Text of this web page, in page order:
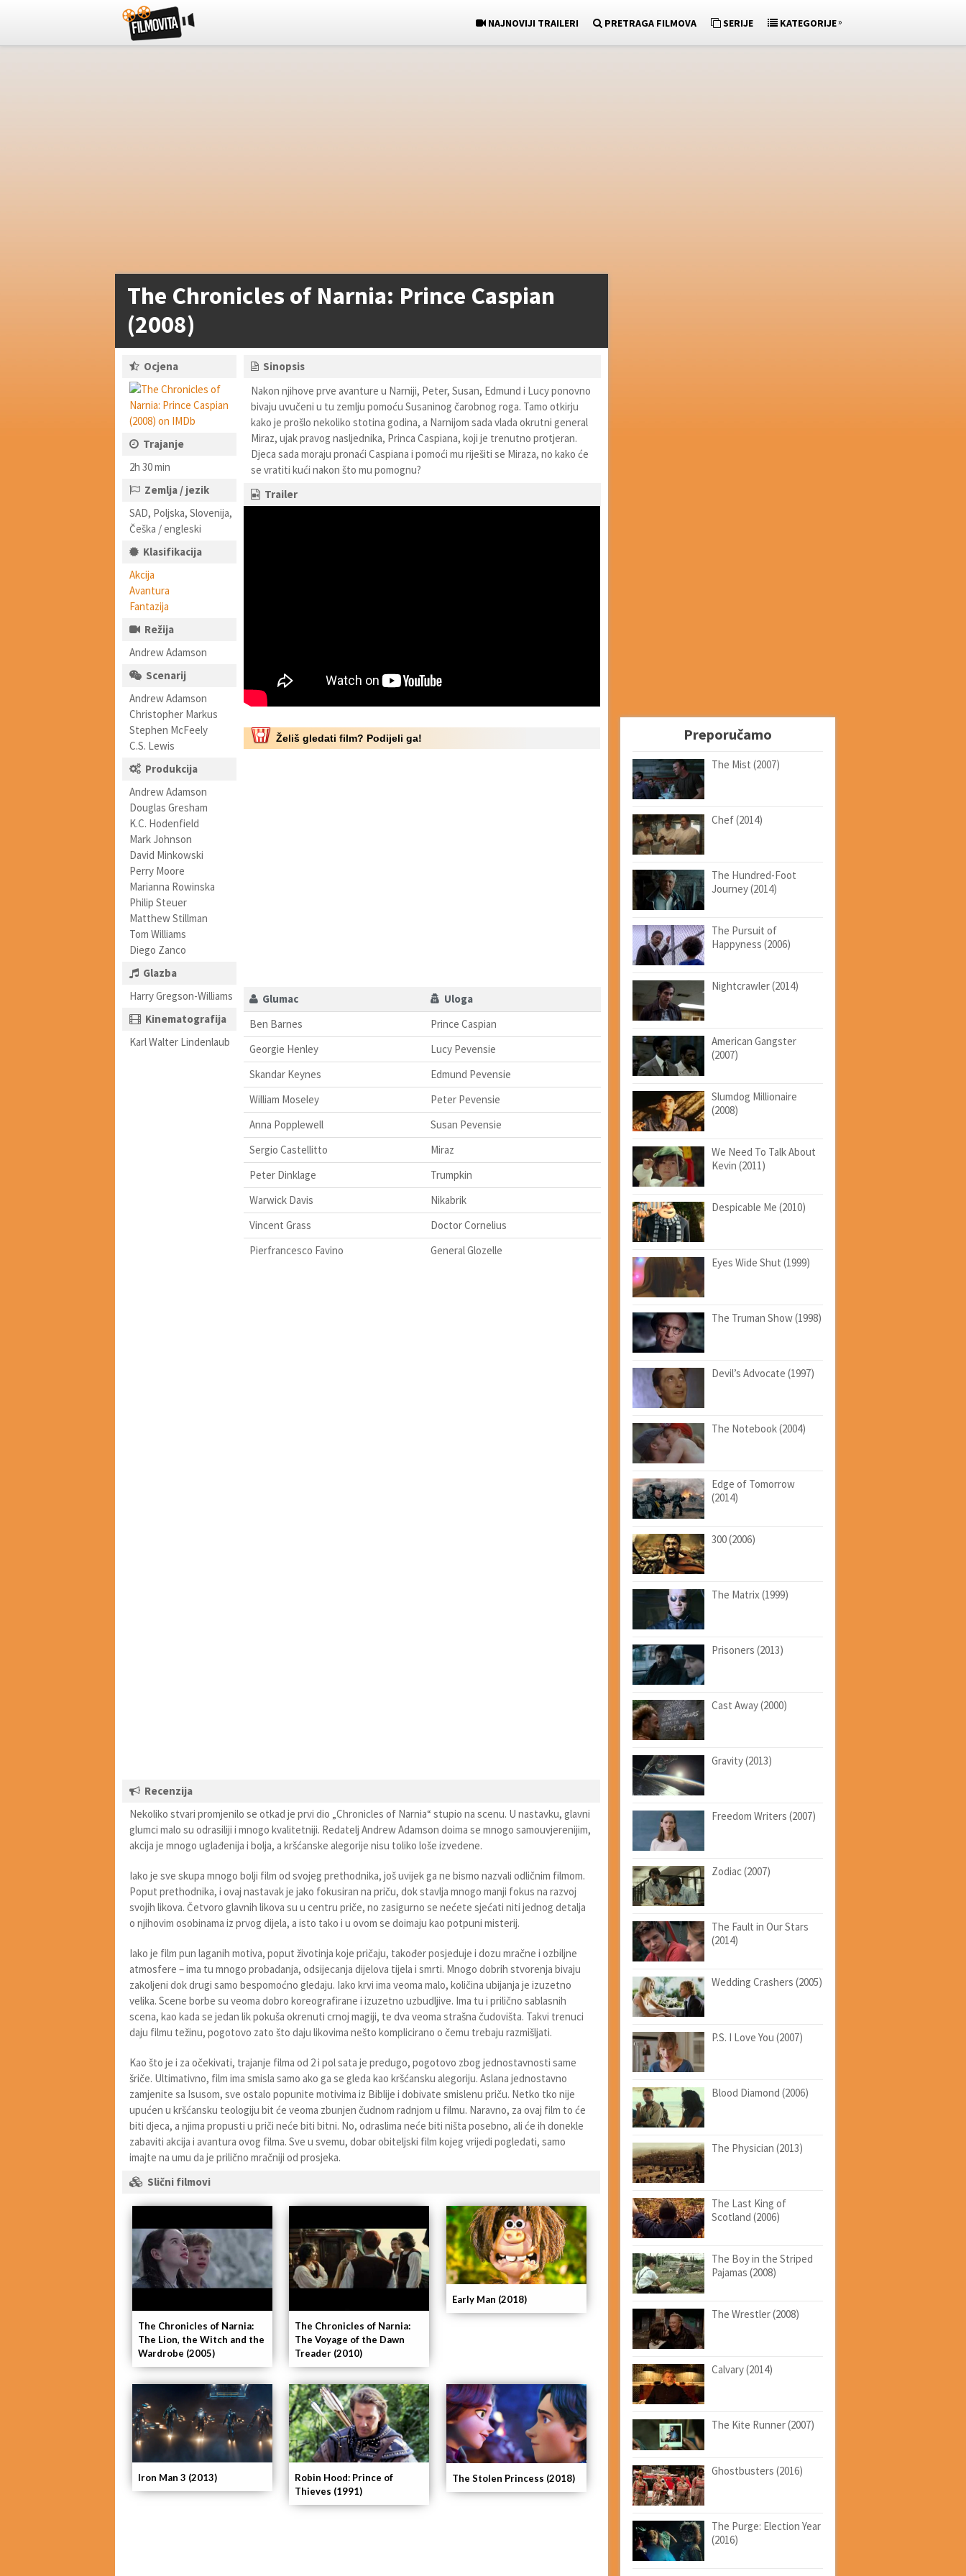
NAJNOVIJI TRAILERI PRETRAGA FILMOVA SERIJE KATEGORIJE»
The Chronicles of Narnia: Prince Caspian
(2008)
Ocjena
Trajanje
2h 30 min
Zemlja / jezik
SAD, Poljska, Slovenija,
Češka / engleski
Klasifikacija
Akcija
Avantura
Fantazija
Režija
Andrew Adamson
Scenarij
Andrew Adamson
Christopher Markus
Stephen McFeely
C.S. Lewis
Produkcija
Andrew Adamson
Douglas Gresham
K.C. Hodenfield
Mark Johnson
David Minkowski
Perry Moore
Marianna Rowinska
Philip Steuer
Matthew Stillman
Tom Williams
Diego Zanco
Glazba
Harry Gregson-Williams
Kinematografija
Karl Walter Lindenlaub
Sinopsis
Nakon njihove prve avanture u Narniji, Peter, Susan, Edmund i Lucy ponovno
bivaju uvučeni u tu zemlju pomoću Susaninog čarobnog roga. Tamo otkirju
kako je prošlo nekoliko stotina godina, a Narnijom sada vlada okrutni general
Miraz, ujak pravog nasljednika, Princa Caspiana, koji je trenutno protjeran.
Djeca sada moraju pronaći Caspiana i pomoći mu riješiti se Miraza, no kako će
se vratiti kući nakon što mu pomognu?
Trailer
Želiš gledati film? Podijeli ga!
Glumac
Uloga
Ben Barnes
Prince Caspian
Georgie Henley
Lucy Pevensie
Skandar Keynes
Edmund Pevensie
William Moseley
Peter Pevensie
Anna Popplewell
Susan Pevensie
Sergio Castellitto
Miraz
Peter Dinklage
Trumpkin
Warwick Davis
Nikabrik
Vincent Grass
Doctor Cornelius
Pierfrancesco Favino
General Glozelle
Recenzija
Nekoliko stvari promjenilo se otkad je prvi dio „Chronicles of Narnia“ stupio na scenu. U nastavku, glavni
glumci malo su odrasiliji i mnogo kvalitetniji. Redatelj Andrew Adamson doima se mnogo samouvjerenijim,
akcija je mnogo uglađenija i bolja, a kršćanske alegorije nisu toliko loše izvedene.
Iako je sve skupa mnogo bolji film od svojeg prethodnika, još uvijek ga ne bismo nazvali odličnim filmom.
Poput prethodnika, i ovaj nastavak je jako fokusiran na priču, dok stavlja mnogo manji fokus na razvoj
svojih likova. Četvoro glavnih likova su u centru priče, no zasigurno se nećete sjećati niti jednog detalja
o njihovim osobinama iz prvog dijela, a isto tako i u ovom se doimaju kao potpuni misterij.
Iako je film pun laganih motiva, poput životinja koje pričaju, također posjeduje i dozu mračne i ozbiljne
atmosfere – ima tu mnogo probadanja, odsijecanja dijelova tijela i smrti. Mnogo dobrih stvorenja bivaju
zakoljeni dok drugi samo bespomoćno gledaju. Iako krvi ima veoma malo, količina ubijanja je izuzetno
velika. Scene borbe su veoma dobro koreografirane i izuzetno uzbudljive. Ima tu i prilično sablasnih
scena, kao kada se jedan lik pokuša okrenuti crnoj magiji, te dva veoma strašna čudovišta. Takvi trenuci
daju filmu težinu, pogotovo zato što daju likovima nešto komplicirano o čemu trebaju razmišljati.
Kao što je i za očekivati, trajanje filma od 2 i pol sata je predugo, pogotovo zbog jednostavnosti same
šriče. Ultimativno, film ima smisla samo ako ga se gleda kao kršćansku alegoriju. Aslana jednostavno
zamjenite sa Isusom, sve ostalo popunite motivima iz Biblije i dobivate smislenu priču. Netko tko nije
upućen u kršćansku teologiju bit će veoma zbunjen čudnom radnjom u filmu. Naravno, za ovaj film to će
biti djeca, a njima propusti u priči neće biti bitni. No, odraslima neće biti ništa posebno, ali će ih donekle
zabaviti akcija i avantura ovog filma. Sve u svemu, dobar obiteljski film kojeg vrijedi pogledati, samo
imajte na umu da je prilično mračniji od prosjeka.
Slični filmovi
The Chronicles of Narnia:
The Voyage of the Dawn
Treader (2010)
The Chronicles of Narnia:
The Lion, the Witch and the
Wardrobe (2005)
The Stolen Princess (2018)
Robin Hood: Prince of
Thieves (1991)
Iron Man 3 (2013)
Early Man (2018)
Preporučamo
The Mist (2007)
Chef (2014)
The Hundred-Foot
Journey (2014)
The Pursuit of
Happyness (2006)
Nightcrawler (2014)
American Gangster
(2007)
Slumdog Millionaire
(2008)
We Need To Talk About
Kevin (2011)
Despicable Me (2010)
Eyes Wide Shut (1999)
The Truman Show (1998)
Devil’s Advocate (1997)
The Notebook (2004)
Edge of Tomorrow
(2014)
300 (2006)
The Matrix (1999)
Prisoners (2013)
Cast Away (2000)
Gravity (2013)
Freedom Writers (2007)
Zodiac (2007)
The Fault in Our Stars
(2014)
Wedding Crashers (2005)
P.S. I Love You (2007)
Blood Diamond (2006)
The Physician (2013)
The Last King of
Scotland (2006)
The Boy in the Striped
Pajamas (2008)
The Wrestler (2008)
Calvary (2014)
The Kite Runner (2007)
Ghostbusters (2016)
The Purge: Election Year
(2016)